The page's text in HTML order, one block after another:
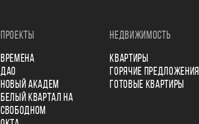
ПРОЕКТЫ
ВРЕМЕНА
ДАО
НОВЫЙ АКАДЕМ
БЕЛЫЙ КВАРТАЛ НА
СВОБОДНОМ
НЕДВИЖИМОСТЬ
КВАРТИРЫ
ГОРЯЧИЕ ПРЕДЛОЖЕНИЯ
ГОТОВЫЕ КВАРТИРЫ